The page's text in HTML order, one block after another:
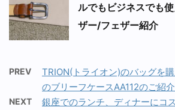
ルでもビジネスでも
ザー/フェザー紹介
PREV
TRION(トライオン)のバッグを
のブリーフケースAA112のご紹介
NEXT
銀座でのランチ、ディナーにコ